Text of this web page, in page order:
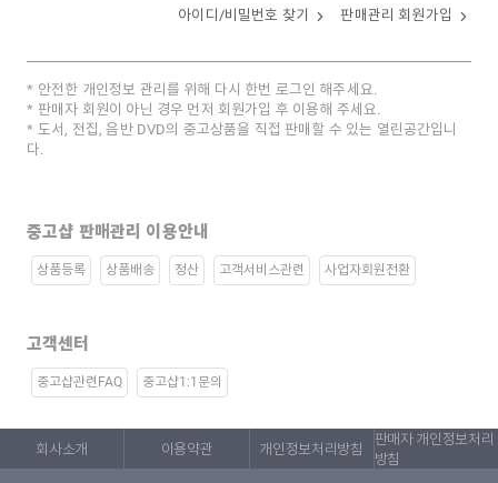
아이디/비밀번호 찾기 판매관리 회원가입
안전한 개인정보 관리를 위해 다시 한번 로그인 해주세요.
판매자 회원이 아닌 경우 먼저 회원가입 후 이용해 주세요.
도서, 전집, 음반 DVD의 중고상품을 직접 판매할 수 있는 열린공간입니
다.
중고샵 판매관리 이용안내
상품등록 상품배송 정산 고객서비스관련 사업자회원전환
고객센터
중고샵관련FAQ 중고샵1:1문의
회사소개 이용약관 개인정보처리방침
판매자 개인정보처리
방침